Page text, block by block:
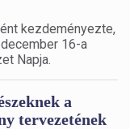
kezdeményezte,
16-a
Napja.
a
tervezetének